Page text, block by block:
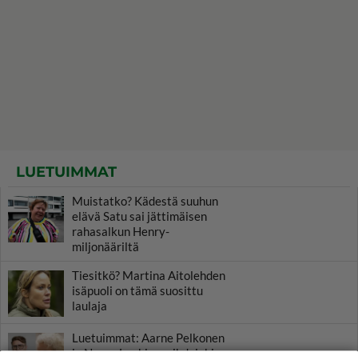
LUETUIMMAT
Muistatko? Kädestä suuhun
elävä Satu sai jättimäisen
rahasalkun Henry-
miljonääriltä
Tiesitkö? Martina Aitolehden
isäpuoli on tämä suosittu
laulaja
Luetuimmat: Aarne Pelkonen
ja Noora Louhimo vihdoinkin